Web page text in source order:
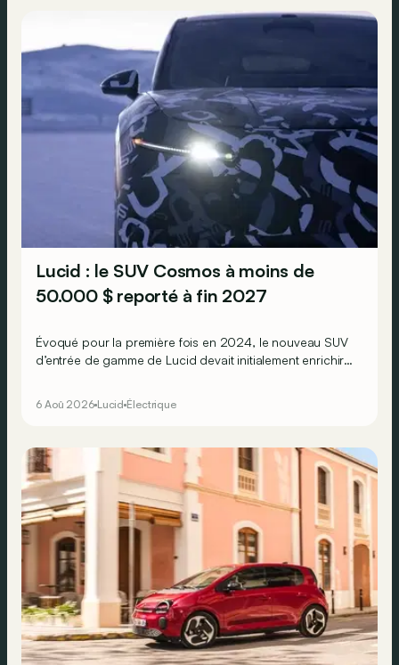
Lucid : le SUV Cosmos à moins de
50.000 $ reporté à fin 2027
Évoqué pour la première fois en 2024, le nouveau SUV
d’entrée de gamme de Lucid devait initialement enrichir
6 Aoû 2026 Lucid Électrique